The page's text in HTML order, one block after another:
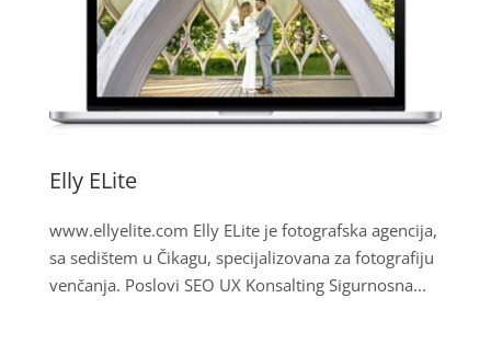
Elly ELite
www.ellyelite.com Elly ELite je fotografska agencija,
sa sedištem u Čikagu, specijalizovana za fotografiju
venčanja. Poslovi SEO UX Konsalting Sigurnosna...